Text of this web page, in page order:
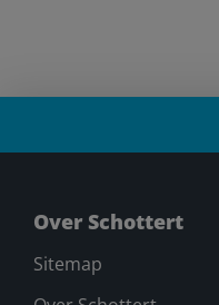
Over Schottert
Sitemap